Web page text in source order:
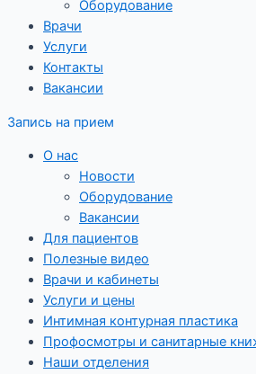
Оборудование
Врачи
Услуги
Контакты
Вакансии
Запись на прием
О нас
Новости
Оборудование
Вакансии
Для пациентов
Полезные видео
Врачи и кабинеты
Услуги и цены
Интимная контурная пластика
Профосмотры и санитарные
Наши отделения